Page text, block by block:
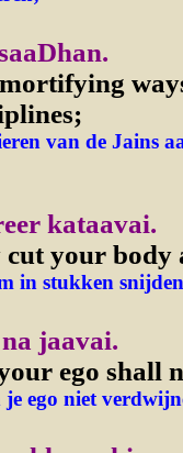
van de Jains
kataavai.
cut your body
in stukken
jaavai.
ego shall
ego niet